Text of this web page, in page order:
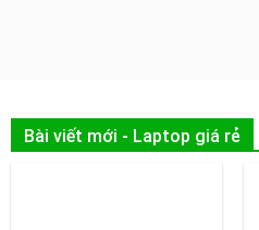
Bài viết mới - Laptop giá rẻ